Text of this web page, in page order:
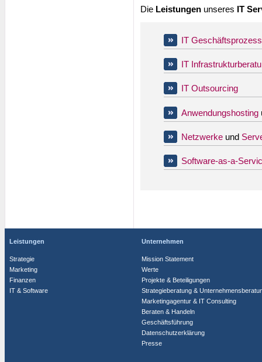
Die Leistungen unseres IT
IT
IT
IT Outsourcing
Anwendungshosting
Netzwerke und
Software-as-a-
Leistungen
Strategie
Marketing
Finanzen
IT & Software
Unternehmen
Mission Statement
Werte
Projekte & Beteiligungen
Strategieberatung &
Marketingagentur & IT Consulting
Beraten & Handeln
Geschäftsführung
Datenschutzerklärung
Presse